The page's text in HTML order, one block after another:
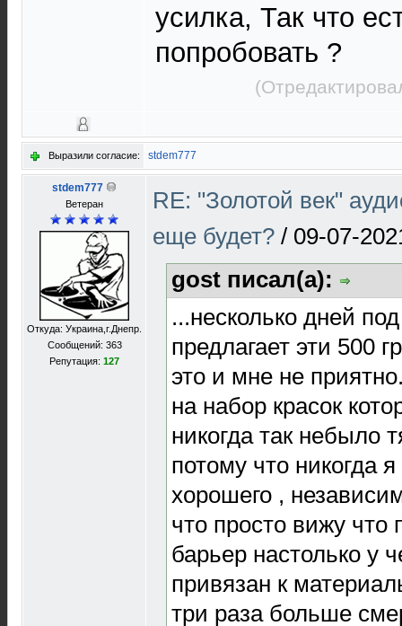
усилка, Так что
попробовать ?
Выразили согласие: stdem777
stdem777
Ветеран
Откуда: Украина,г.Днепр.
Сообщений: 363
Репутация: 127
RE: "Золотой век"
еще будет? / 09-07-
gost писал(а):
...несколько дней
предлагает эти 500
это и мне не
на набор красок
никогда так небыло
потому что никогда
хорошего ,
что просто вижу что
барьер настолько у
привязан к
три раза больше